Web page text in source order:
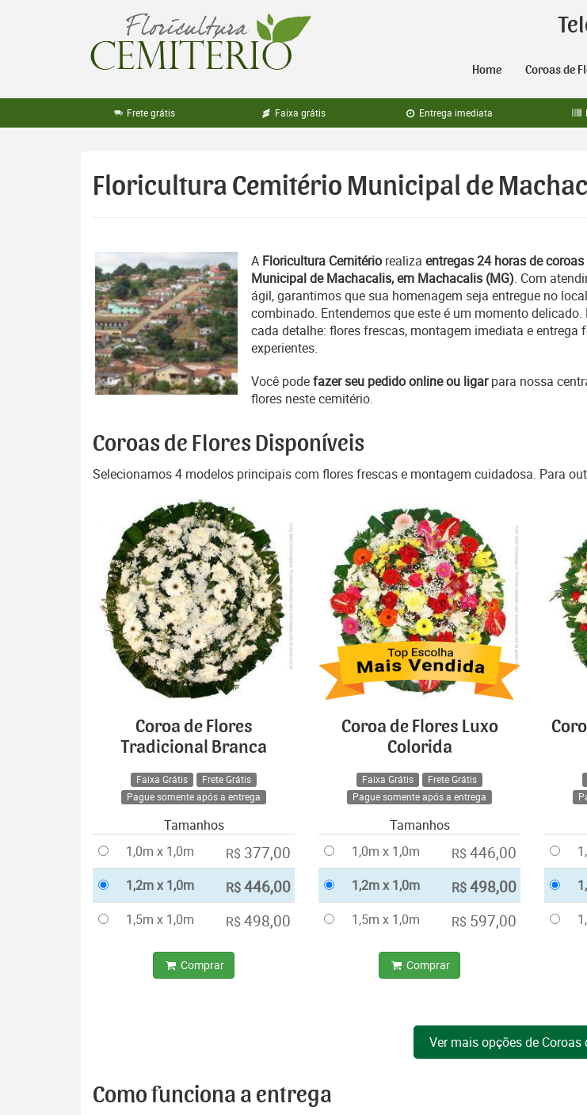
Home Coroas de
Frete grátis Faixa grátis Entrega imediata
Floricultura Cemitério Municipal de
A Floricultura Cemitério realiza entregas 24 horas de
Municipal de Machacalis, em Machacalis (MG). Com
ágil, garantimos que sua homenagem seja entregue no
combinado. Entendemos que este é um momento
cada detalhe: flores frescas, montagem imediata e entrega
experientes.
Você podefazer seu pedido online ou ligarpara nossa
flores neste cemitério.
Coroas de Flores Disponíveis
Selecionamos 4 modelos principais com flores frescas e montagem cuidadosa. Para
Coroa de Flores
Tradicional Branca
Faixa Grátis
Frete Grátis
Pague somente após a entrega
Tamanhos
1,0m x 1,0m
R$ 377,00
1,2m x 1,0m R$446,00
1,5m x 1,0m R$ 498,00
Comprar
Coroa de Flores Luxo
Colorida
Faixa Grátis
Frete Grátis
Pague somente após a entrega
Tamanhos
1,0m x 1,0m
R$ 446,00
1,2m x 1,0m R$498,00
1,5m x 1,0m R$ 597,00
Comprar
Ver mais opções de Coroas
Como funciona a entrega